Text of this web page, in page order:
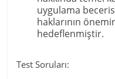
uygulama
haklarının
hedeflenmiştir.
Test Soruları: